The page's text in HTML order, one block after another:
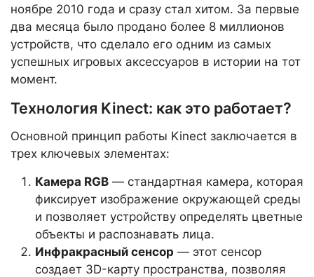
ноябре 2010 года и сразу стал хитом. За первые
два месяца было продано более 8 миллионов
устройств, что сделало его одним из самых
успешных игровых аксессуаров в истории на тот
момент.
Технология Kinect: как это работает?
Основной принцип работы Kinect заключается в
трех ключевых элементах:
Камера RGB — стандартная камера, которая
фиксирует изображение окружающей среды
и позволяет устройству определять цветные
объекты и распознавать лица.
Инфракрасный сенсор — этот сенсор
создает 3D-карту пространства, позволяя